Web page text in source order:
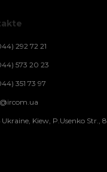
292 72 21
573 20 23
351 73 97
Ukraine, Kiew, P.Usenko Str., 8